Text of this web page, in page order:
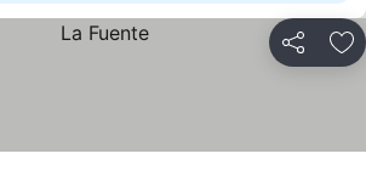
Partilhar